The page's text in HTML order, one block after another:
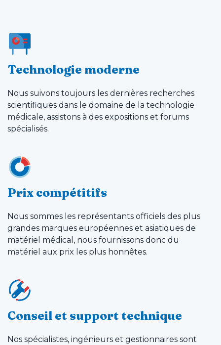
Technologie moderne
Nous suivons toujours les dernières recherches
scientifiques dans le domaine de la technologie
médicale, assistons à des expositions et forums
spécialisés.
Prix ​​compétitifs
Nous sommes les représentants officiels des plus
grandes marques européennes et asiatiques de
matériel médical, nous fournissons donc du
matériel aux prix les plus honnêtes.
Conseil et support technique
Nos spécialistes, ingénieurs et gestionnaires sont